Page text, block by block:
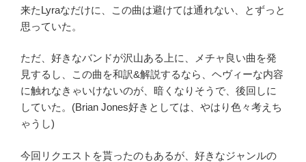
来たLyraなだけに、この曲は避けては通れない、とずっと
思っていた。
ただ、好きなバンドが沢山ある上に、メチャ良い曲を発
見するし、この曲を和訳&解説するなら、ヘヴィーな内容
に触れなきゃいけないのが、暗くなりそうで、後回しに
していた。(Brian Jones好きとしては、やはり色々考えち
ゃうし)
今回リクエストを貰ったのもあるが、好きなジャンルの